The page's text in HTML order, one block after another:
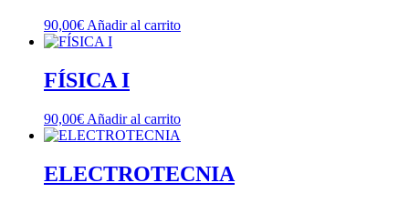
90,00€ Añadir al carrito
FÍSICA I
90,00€ Añadir al carrito
ELECTROTECNIA